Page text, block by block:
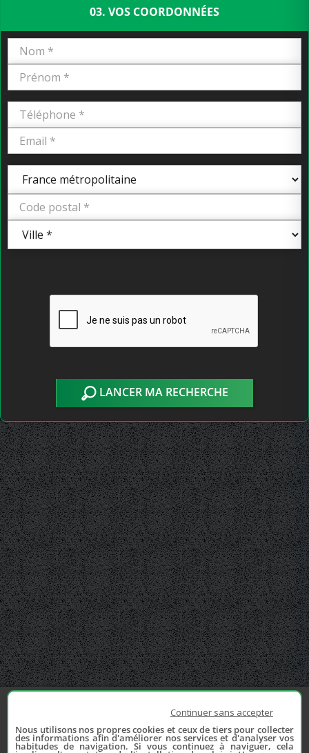
03. VOS COORDONNÉES
LANCER MA RECHERCHE
Continuer sans accepter
Nous utilisons nos propres cookies et ceux de tiers pour collecter
des informations afin d'améliorer nos services et d'analyser vos
habitudes de navigation. Si vous continuez à naviguer, cela